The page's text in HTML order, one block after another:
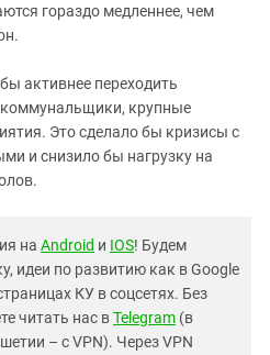
гораздо медленнее, чем
активнее переходить
крупные
Это сделало бы кризисы с
и снизило бы нагрузку на
на Android и IOS! Будем
идеи по развитию как в Google
КУ в соцсетях. Без
читать нас вTelegram (в
– с VPN). Через VPN